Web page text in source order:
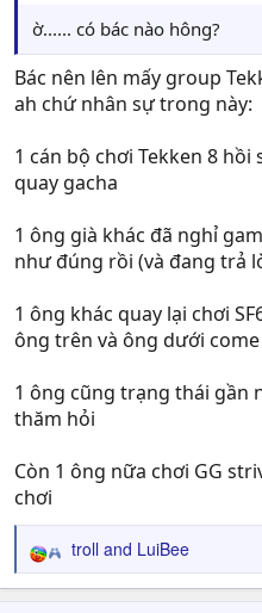
ờ...... có bác nào hông?
Bác nên lên mấy group
ah chứ nhân sự trong này:
1 cán bộ chơi Tekken 8
quay gacha
1 ông già khác đã nghỉ
như đúng rồi (và đang trả
1 ông khác quay lại chơi
ông trên và ông dưới
1 ông cũng trạng thái gần
thăm hỏi
Còn 1 ông nữa chơi GG
chơi
R
e
troll and LuiBee